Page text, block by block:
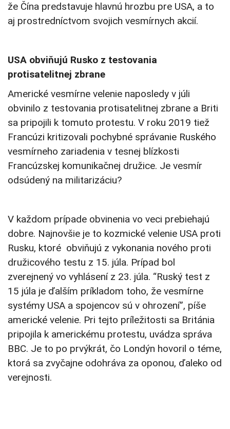
že Čína predstavuje hlavnú hrozbu pre USA, a to
aj prostredníctvom svojich vesmírnych akcií.
USA obviňujú Rusko z testovania
protisatelitnej zbrane
Americké vesmírne velenie naposledy v júli
obvinilo z testovania protisatelitnej zbrane a Briti
sa pripojili k tomuto protestu. V roku 2019 tiež
Francúzi kritizovali pochybné správanie Ruského
vesmírneho zariadenia v tesnej blízkosti
Francúzskej komunikačnej družice. Je vesmír
odsúdený na militarizáciu?
V každom prípade obvinenia vo veci prebiehajú
dobre. Najnovšie je to kozmické velenie USA proti
Rusku, ktoré obviňujú z vykonania nového proti
družicového testu z 15. júla. Prípad bol
zverejnený vo vyhlásení z 23. júla. “Ruský test z
15 júla je ďalším príkladom toho, že vesmírne
systémy USA a spojencov sú v ohrození”, píše
americké velenie. Pri tejto príležitosti sa Británia
pripojila k americkému protestu, uvádza správa
BBC. Je to po prvýkrát, čo Londýn hovoril o téme,
ktorá sa zvyčajne odohráva za oponou, ďaleko od
verejnosti.